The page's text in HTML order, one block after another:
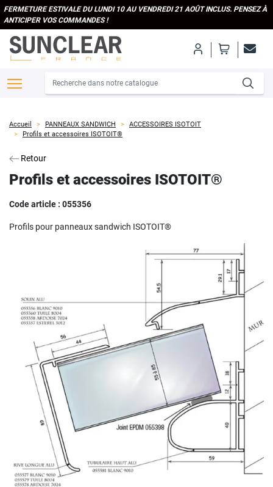
FERMETURE ESTIVALE DU LUNDI 10 AU VENDREDI 21 AOÛT INCLUS. PENSEZ À
ANTICIPER VOS COMMANDES !
Accueil PANNEAUX SANDWICH
ACCESSOIRES ISOTOIT
Profils et accessoires ISOTOIT®
Retour
Profils et accessoires ISOTOIT®
Code article : 055356
Profils pour panneaux sandwich ISOTOIT®